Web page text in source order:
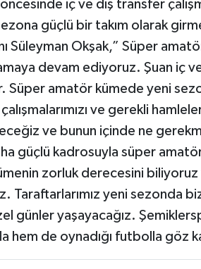
iç ve dış transfer
güçlü bir takım olarak
Süleyman Okşak,” Süper
devam ediyoruz. Şuan iç
Süper amatör kümede yeni
ve gerekli
ve bunun içinde ne
güçlü kadrosuyla süper
zorluk derecesini
Taraftarlarımız yeni sezonda
günler yaşayacağız.
hem de oynadığı futbolla göz